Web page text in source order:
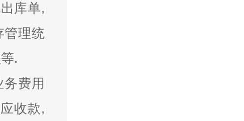
库单,
管理统
.
费用
收款,